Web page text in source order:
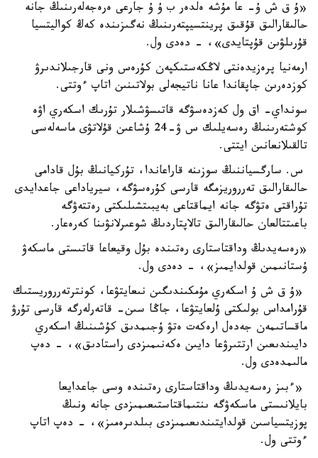
«ۇ ق ش ۇ- عا مۇشە ەلدەر ب ۇ ۇ جارعى ەرەجەلەرىنىڭ جانە
حالىقارالىق قۇقىق پرينتسيپتەرىنىڭ نەگىزىندە كەڭ كواليتسيا
قۇرىلۋىن قۇپتايدى»، - دەدى ول.
ارمەنيا پرەزيدەنتى لاڭكەستىكپەن كۇرەس ونى قارجىلاندىرۋ
كوزدەرىن جاپقاندا عانا ناتيجەلى بولاتىنىن اتاپ ءوتتى.
سونداي- اق ول كەزدەسۋگە قاتىسۋشىلار تۇرىك اسكەري اۋە
كوشتەرىنىڭ رەسەيلىك س ۋ-24 ۇشاعىن قۇلاتۋى ماسەلەسى
تالقىلانعانىن ايتتى.
س. سارگسياننىڭ سوزىنە قاراعاندا، تۇركيانىڭ بۇل قادامى
حالىقارالىق تەرروريزمگە قارسى كۇرەسۋگە، سيرياداعى جاعدايدى
تۇراقتى ەتۋگە جانە ايماقتاعى بەيبىتشىلىكتى رەتتەۋگە
باعىتتالعان حالىقارالىق تالاپتاردىڭ شوعىرلانۋىنا كەرەعار.
«رەسەيدىڭ وداقتاستارى رەتىندە بۇل وقيعاعا قاتىستى ماسكەۋ
ۇستانىمىن قولدايمىز»، - دەدى ول.
«ۇ ق ش ۇ اسكەري مۇمكىندىگىن نىعايتۋعا، كونترتەرروريستىك
قۇرامداس بولىكتى ۇلعايتۋعا، جاڭا سىن- قاتەرلەرگە قارسى تۇرۋ
ماقساتىمەن جەدەل ارەكەت ەتۋ ۇجىمدىق كۇشىنىڭ اسكەري
دايىندىعىن ارتتىرۋعا دايىن ەكەنىمىزدى راستادىق»، - دەپ
مالىمدەدى ول.
«ءبىز رەسەيدىڭ وداقتاستارى رەتىندە وسى جاعدايعا
بايلانىستى ماسكەۋگە ىنتىماقتاستىعىمىزدى جانە ونىڭ
پوزيتسياسىن قولدايتىندىعىمىزدى بىلدىرەمىز»، - دەپ اتاپ
ءوتتى ول.